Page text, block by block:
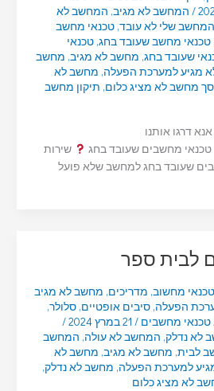
/ המחשב לא מגיב, המחשב לא
המחשב שלי לא עובד, טכנאי מחשב
טכנאי מחשב שעובד בחג, טכנאי
שעובד בחג, מחשב לא מגיב, מחשב
מגיע למערכת הפעלה, מחשב לא
מחשב לא מציג כלום, תיקון מחשב
אנא דרגו אותנו
טכנאי מחשבים שעובד בחג
שירות
שעובד בחג למחשב שלא פועל
לבית ספר
טכנאי מחשוב, מדריכים, מחשב לא מגיב
הפעלה, סיבים אופטיים, סלולר,
טכנאי מחשבים / 21 במרץ 2024
/
לא נדלק, המחשב לא עולה, המחשב
לבית, מחשב לא מגיב, מחשב לא
למערכת הפעלה, מחשב לא נדלק,
לא מציג כלום